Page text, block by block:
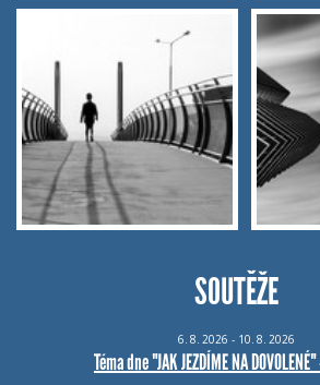
SOUTĚŽE
6. 8. 2026 - 10. 8. 2026
Téma dne "JAK JEZDÍME NA